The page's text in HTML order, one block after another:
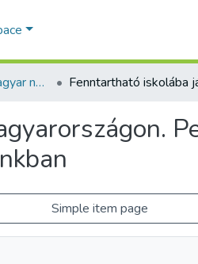
Folyóiratcikkek - magyar nyelvű (RKI)
Simple item page